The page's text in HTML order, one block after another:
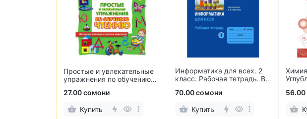
Простые и увлекательные
упражнения по обучению
27.00 сомони
Купить
Информатика для всех. 2
класс. Рабочая тетрадь. В
70.00 сомони
Купить